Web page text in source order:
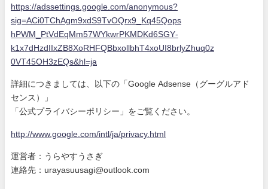
https://adssettings.google.com/anonymous?
sig=ACi0TChAgm9xdS9TvOQrx9_Kq45Qops
hPWM_PtVdEqMm57WYkwrPKMDKd6SGY-
k1x7dHzdIIxZB8XoRHFQBbxollbhT4xoUI8brlyZhuq0z
0VT45OH3zEQs&hl=ja
詳細につきましては、以下の「Google Adsense（グーグルアド
センス）」
「公式プライバシーポリシー」をご覧ください。
http://www.google.com/intl/ja/privacy.html
運営者：うらやすうさぎ
連絡先：urayasuusagi@outlook.com